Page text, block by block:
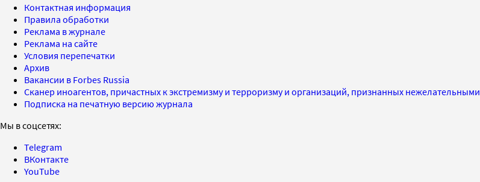
Контактная информация
Правила обработки
Реклама в журнале
Реклама на сайте
Условия перепечатки
Архив
Вакансии в Forbes Russia
Сканер иноагентов, причастных к экстремизму и терроризму и организаций, признанных нежелательными
Подписка на печатную версию журнала
Мы в соцсетях:
Telegram
ВКонтакте
YouTube